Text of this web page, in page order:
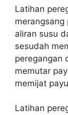
Latihan
merangsang
aliran susu
sesudah
peregangan
memutar
memijat
Latihan